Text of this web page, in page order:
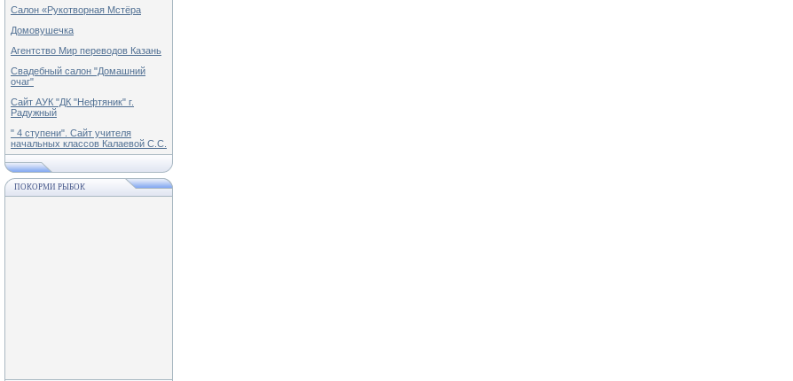
Салон «Рукотворная Мстёра
Домовушечка
Агентство Мир переводов Казань
Свадебный салон "Домашний
очаг"
Сайт АУК "ДК "Нефтяник" г.
Радужный
" 4 ступени". Сайт учителя
начальных классов Калаевой С.С.
ПОКОРМИ РЫБОК